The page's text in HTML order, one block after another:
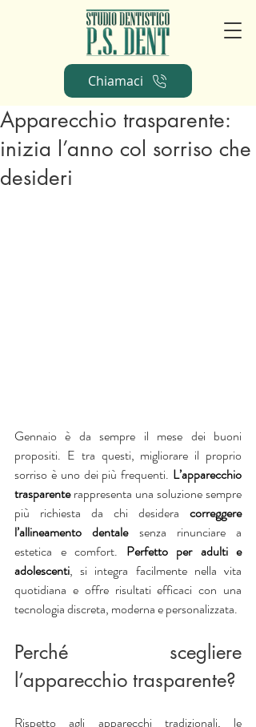
Chiamaci
Apparecchio trasparente:
inizia l’anno col sorriso che
desideri
Gennaio è da sempre il mese dei buoni
propositi. E tra questi, migliorare il proprio
sorriso è uno dei più frequenti. L’apparecchio
trasparente rappresenta una soluzione sempre
più richiesta da chi desidera correggere
l’allineamento dentale senza rinunciare a
estetica e comfort. Perfetto per adulti e
adolescenti, si integra facilmente nella vita
quotidiana e offre risultati efficaci con una
tecnologia discreta, moderna e personalizzata.
Perché scegliere
l’apparecchio trasparente?